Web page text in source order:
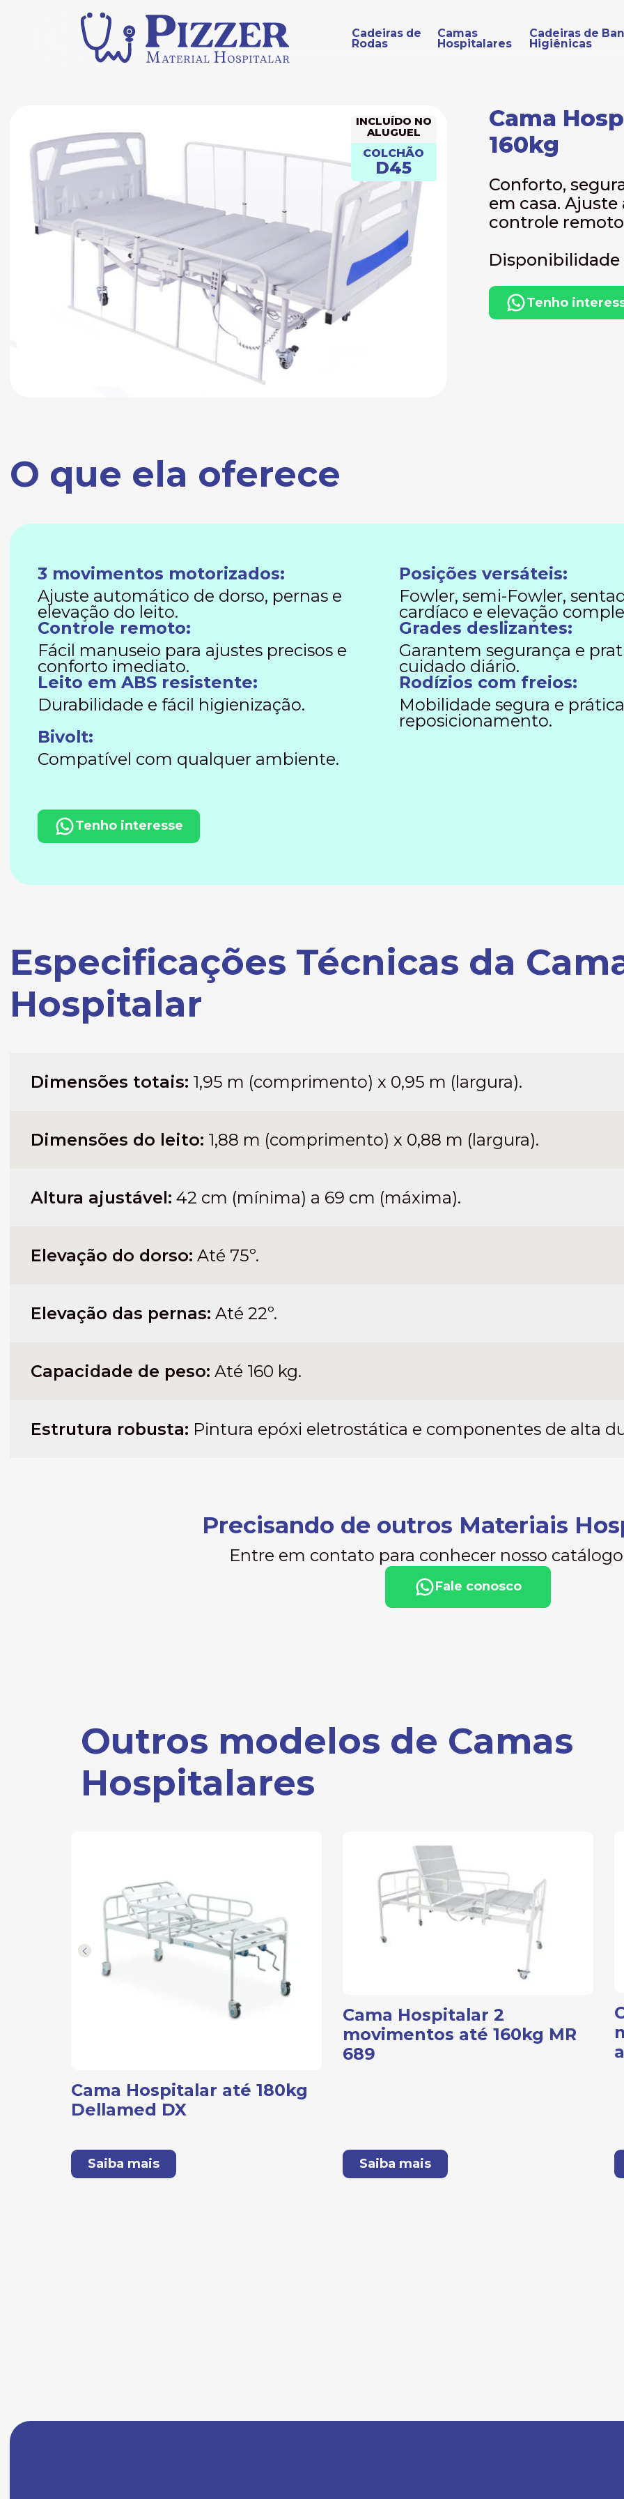
Cadeiras de
Rodas
Camas
Hospitalares
Cadeiras de
Higiênicas
INCLUÍDO NO
ALUGUEL
COLCHÃO
D45
Cama
160kg
Conforto,
em casa.
controle
Disponibilidade
Tenho
O que ela oferece
3 movimentos motorizados:
Ajuste automático de dorso, pernas e
elevação do leito.
Posições versáteis:
Fowler, semi-Fowler,
cardíaco e elevação
Controle remoto:
Fácil manuseio para ajustes precisos e
conforto imediato.
Grades deslizantes:
Garantem segurança e
cuidado diário.
Leito em ABS resistente:
Durabilidade e fácil higienização.
Rodízios com freios:
Mobilidade segura e
reposicionamento.
Bivolt:
Compatível com qualquer ambiente.
Tenho interesse
Especificações Técnicas da
Hospitalar
Dimensões totais: 1,95 m (comprimento) x 0,95 m (largura).
Dimensões do leito: 1,88 m (comprimento) x 0,88 m (largura).
Altura ajustável: 42 cm (mínima) a 69 cm (máxima).
Elevação do dorso: Até 75º.
Elevação das pernas: Até 22º.
Capacidade de peso: Até 160 kg.
Estrutura robusta: Pintura epóxi eletrostática e componentes de alta
Precisando de outros Materiais
Entre em contato para conhecer nosso
Fale conosco
Outros modelos de Camas
Hospitalares
Cama Hospitalar até 180kg
Dellamed DX
Saiba mais
Cama Hospitalar 2
movimentos até 160kg MR
689
Saiba mais